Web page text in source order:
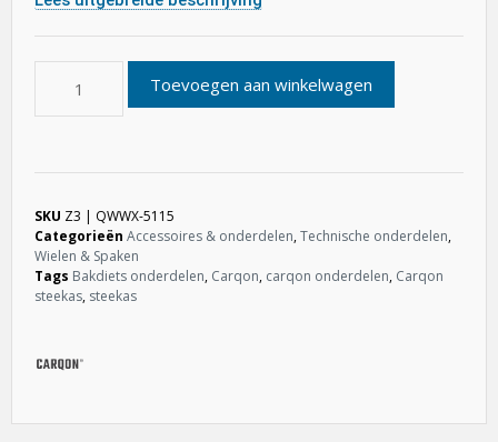
Toevoegen aan winkelwagen
SKU Z3 | QWWX-5115
Categorieën Accessoires & onderdelen,Technische onderdelen,
Wielen & Spaken
Tags Bakdiets onderdelen, Carqon, carqon onderdelen, Carqon
steekas, steekas